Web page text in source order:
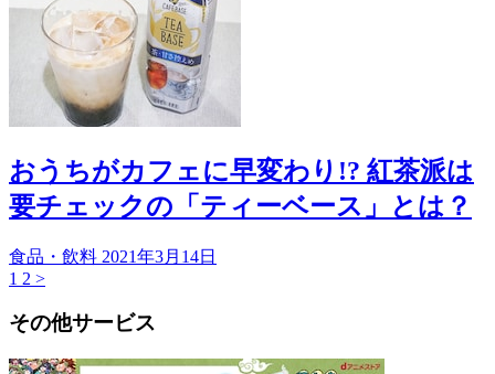
おうちがカフェに早変わり!? 紅茶派は
要チェックの「ティーベース」とは？
食品・飲料 2021年3月14日
1 2 >
その他サービス